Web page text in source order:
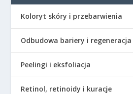
Koloryt skóry i przebarwienia
Odbudowa bariery i regeneracja
Peelingi i eksfoliacja
Retinol, retinoidy i kuracje